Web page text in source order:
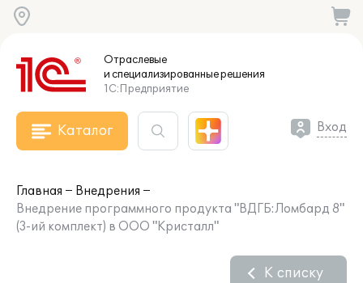
Отраслевые
и специализированныерешения
1С:Предприятие
Каталог Вход
Главная
Внедрения
Внедрение программного продукта "ВДГБ:Ломбард 8"
(3-ий комплект) в ООО "Кристалл"
К списку